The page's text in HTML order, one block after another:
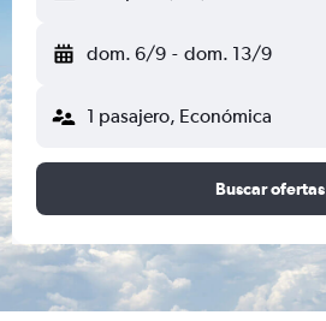
dom. 6/9 - dom. 13/9
1 pasajero, Económica
Buscar ofertas